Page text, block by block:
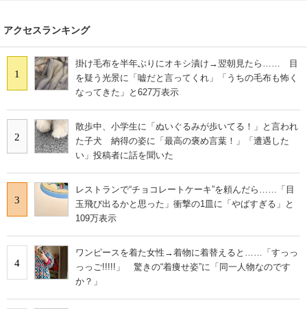
アクセスランキング
1
掛け毛布を半年ぶりにオキシ漬け→翌朝見たら…… 目
を疑う光景に「嘘だと言ってくれ」「うちの毛布も怖く
なってきた」と627万表示
2
散歩中、小学生に「ぬいぐるみが歩いてる！」と言われ
た子犬 納得の姿に「最高の褒め言葉！」「遭遇した
い」投稿者に話を聞いた
3
レストランで“チョコレートケーキ”を頼んだら……「目
玉飛び出るかと思った」衝撃の1皿に「やばすぎる」と
109万表示
4
ワンピースを着た女性→着物に着替えると……「すっっ
っっご!!!!!」 驚きの“着痩せ姿”に「同一人物なのです
か？」